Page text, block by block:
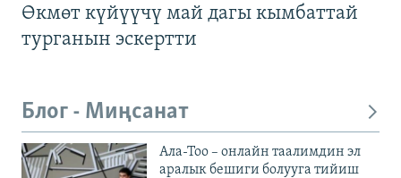
Өкмөт күйүүчү май дагы кымбаттай
турганын эскертти
Блог - Миңсанат
Ала-Тоо – онлайн таалимдин эл
аралык бешиги болууга тийиш